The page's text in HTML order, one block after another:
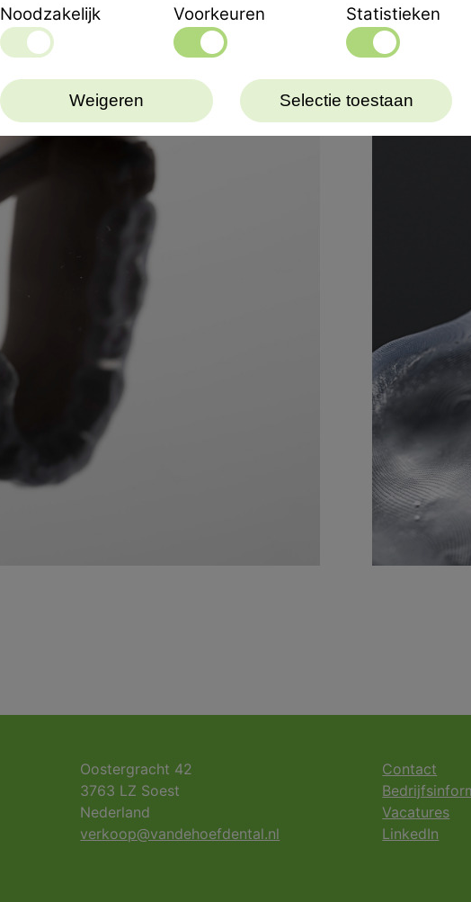
Oostergracht 42
3763 LZ Soest
Nederland
verkoop@vandehoefdental.nl
Contact
Vacatures
LinkedIn
Noodzakelijk Voorkeuren Statistieken
Weigeren Selectie toestaan